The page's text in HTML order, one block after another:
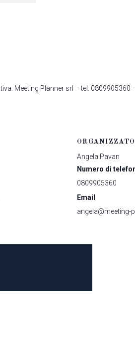
Meeting Planner srl – tel. 0809905360
Angela Pavan
Numero di
0809905360
Email
angela@meeting-